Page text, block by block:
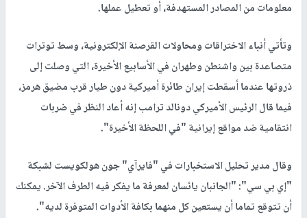
معلومات من المصادر المستهدفة، أو تعطيل عملها.
وتأتي أنباء الاختراقات ومحاولات القرصنة الإلكترونية، وسط توترات
متصاعدة بين واشنطن وطهران في الأسابيع الأخيرة، التي وصلت إلى
ذروتها عندما أسقطت إيران طائرة أميركية دون طيار قرب مضيق هرمز،
فيما قال الرئيس الأميركي دونالد ترامب إنه أعاد النظر في ضربات
انتقامية ضد مواقع إيرانية "في اللحظة الأخيرة".
وقال مدير تحليل الاستخبارات في "فايرآي" جون هولكويست لشبكة
"إي بي سي": "الجانبان يائسان لمعرفة ما يفكر فيه الطرف الآخر. يمكنك
أن تتوقع تماما أن يستعين كل منهما بكافة الأدوات المتوفرة لديه".